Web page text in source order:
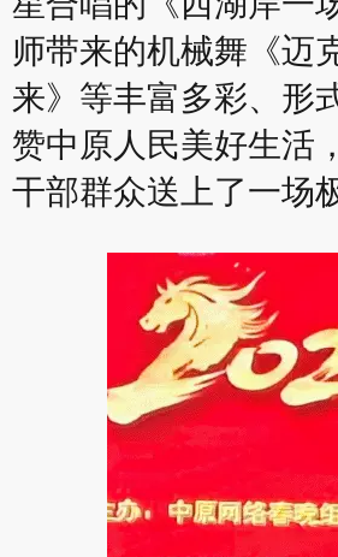
师带来的机械舞《迈
来》等丰富多彩、形
赞中原人民美好生活
干部群众送上了一场